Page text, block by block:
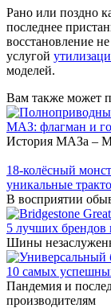
Рано или поздно
последнее
восстановление
услугой
моделей.
Вам также может
МАЗ: флагман и
История МАЗа –
18-колёсный
уникальные
В восприятии
5 лучших брендов
Шины
10 самых
Пандемия и
производителям